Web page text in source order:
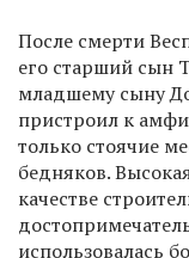
После смерти
его старший сын
младшему сыну
пристроил к
только стоячие
бедняков.
качестве
использовалась